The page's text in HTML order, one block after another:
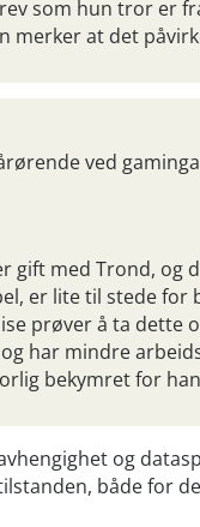
som hun tror er
merker at det
ved
gift med Trond, og
er lite til stede for
prøver å ta dette
har mindre
bekymret for
og
både for